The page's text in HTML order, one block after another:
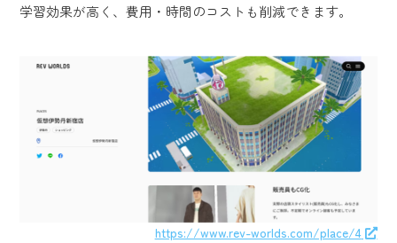
学習効果が高く、費用・時間のコストも削減できます。
https://www.rev-worlds.com/place/4